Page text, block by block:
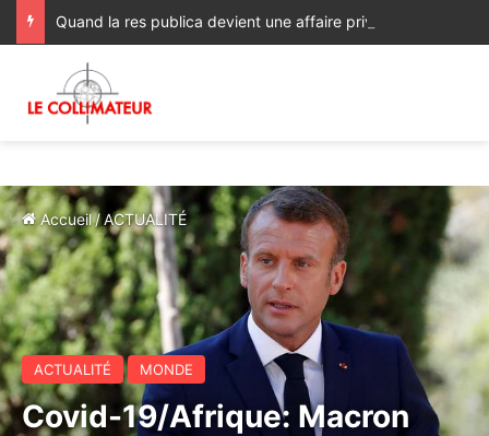
Accueil/ACTUALITÉ
ACTUALITÉ MONDE
Covid-19/Afrique: Macron